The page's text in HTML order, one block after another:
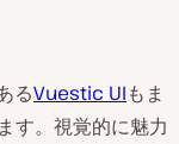
るVuestic UIもま
す。視覚的に魅力